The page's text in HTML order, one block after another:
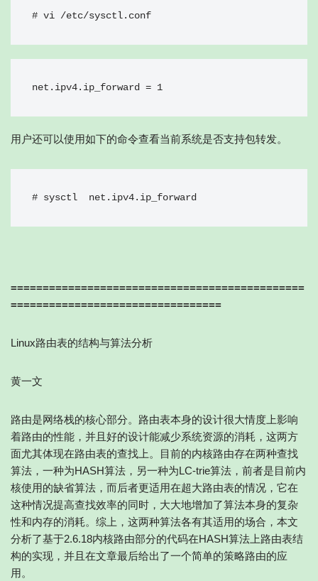
# vi /etc/sysctl.conf
net.ipv4.ip_forward = 1
用户还可以使用如下的命令查看当前系统是否支持包转发。
# sysctl  net.ipv4.ip_forward
==============================================
=================================
Linux路由表的结构与算法分析
黄一文
路由是网络栈的核心部分。路由表本身的设计很大情度上影响
着路由的性能，并且好的设计能减少系统资源的消耗，这两方
面尤其体现在路由表的查找上。目前的内核路由存在两种查找
算法，一种为HASH算法，另一种为LC-trie算法，前者是目前内
核使用的缺省算法，而后者更适用在超大路由表的情况，它在
这种情况提高查找效率的同时，大大地增加了算法本身的复杂
性和内存的消耗。综上，这两种算法各有其适用的场合，本文
分析了基于2.6.18内核路由部分的代码在HASH算法上路由表结
构的实现，并且在文章最后给出了一个简单的策略路由的应
用。